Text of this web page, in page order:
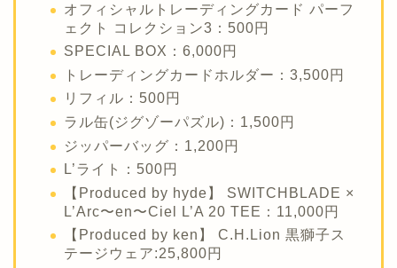
オフィシャルトレーディングカード パーフ
ェクト コレクション3：500円
SPECIAL BOX：6,000円
トレーディングカードホルダー：3,500円
リフィル：500円
ラル缶(ジグゾーパズル)：1,500円
ジッパーバッグ：1,200円
L’ライト：500円
【Produced by hyde】 SWITCHBLADE ×
L’Arc〜en〜Ciel L’A 20 TEE：11,000円
【Produced by ken】 C.H.Lion 黒獅子ス
テージウェア:25,800円